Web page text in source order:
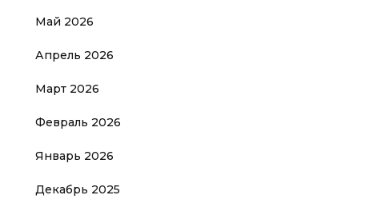
Май 2026
Апрель 2026
Март 2026
Февраль 2026
Январь 2026
Декабрь 2025